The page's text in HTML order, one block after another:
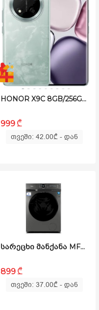
HONOR X9C 8GB/256GB - JADE CYAN
999 ₾
თვეში: 42.00₾- დან
ᲡᲐᲠᲔᲪᲮᲘ ᲛᲐᲜᲥᲐᲜᲐ MF200W80WB/T
899 ₾
თვეში: 37.00₾- დან